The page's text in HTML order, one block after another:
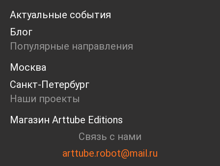
Актуальные события
Блог
Популярные направления
Москва
Санкт-Петербург
Наши проекты
Магазин Arttube Editions
Связь с нами
arttube.robot@mail.ru